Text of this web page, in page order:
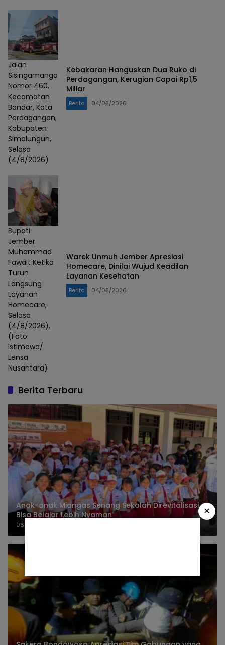
Jalan
Sisingamangaraja
Nomor 460,
Kecamatan
Bandar, Kota
Perdagangan,
Kabupaten
Simalungun,
Selasa
(4/8/2026)
Kebakaran Hanguskan Dua Ruko di
Perdagangan, Kerugian Capai Rp1,5
Miliar
Berita 04/08/2026
Bupati
Jember
Muhammad
Fawait Ketika
Turun
Langsung
Layanan
Homecare,
Selasa
(4/8/2026).
(Foto:
Istimewa/
Lensa
Nusantara)
Warek Unmuh Jember Apresiasi
Homecare, Dinilai Wujud Keadilan
Layanan Kesehatan
Berita 04/08/2026
Berita Terbaru
Anak-anak Miangas Senang Sekolah Direvitalisasi
Bisa Belajar Lebih Nyaman
06/08/2026
×